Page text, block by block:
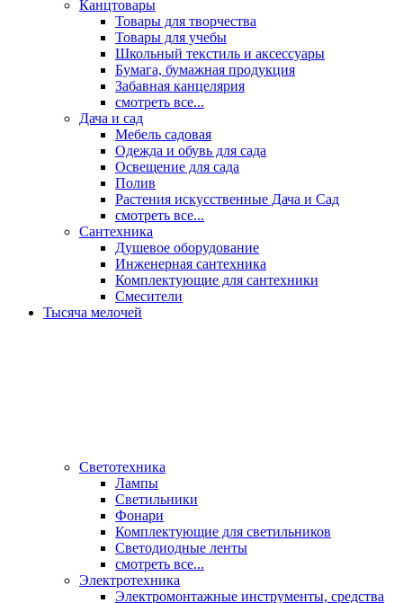
Канцтовары
Товары для творчества
Товары для учебы
Школьный текстиль и аксессуары
Бумага, бумажная продукция
Забавная канцелярия
смотреть все...
Дача и сад
Мебель садовая
Одежда и обувь для сада
Освещение для сада
Полив
Растения искусственные Дача и Сад
смотреть все...
Сантехника
Душевое оборудование
Инженерная сантехника
Комплектующие для сантехники
Смесители
Тысяча мелочей
Светотехника
Лампы
Светильники
Фонари
Комплектующие для светильников
Светодиодные ленты
смотреть все...
Электротехника
Электромонтажные инструменты, средства